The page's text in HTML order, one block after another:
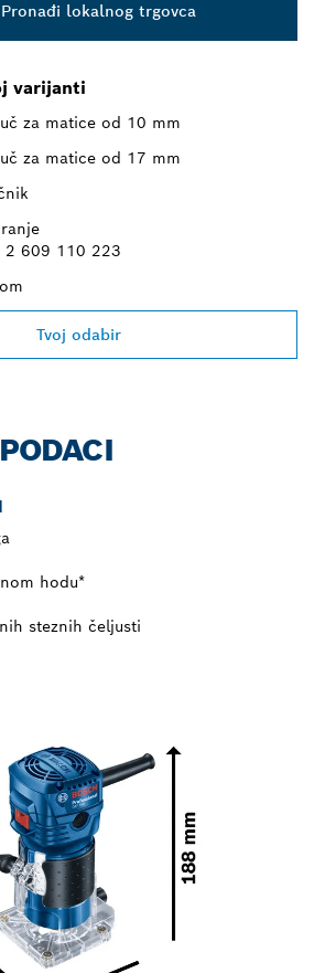
Pronađi lokalnog trgovca
varijanti
za matice od 10 mm
za matice od 17 mm
2 609 110 223
Tvoj odabir
hodu*
steznih čeljusti